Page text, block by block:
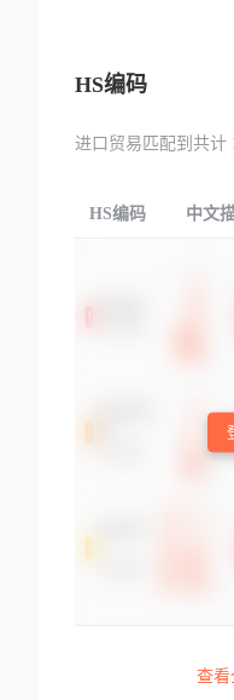
HS编码
进口贸易匹配到共计
HS编码 中文
查看